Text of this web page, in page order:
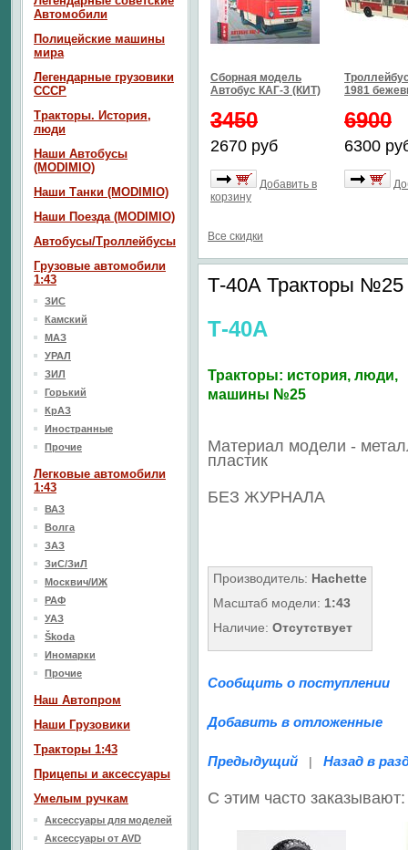
Сборная модель
Автобус КАГ-3 (КИТ)
3450
2670 руб
Добавить в
корзину
1981
6900
6300
Все скидки
Т-40А Тракторы №25
Т-40А
Тракторы: история, люди,
машины №25
Материал модели -
пластик
БЕЗ ЖУРНАЛА
Производитель: Hachette
Масштаб модели: 1:43
Наличие: Отсутствует
Сообщить о поступлении
Добавить в отложенные
Предыдущий | Назад в
С этим часто заказывают:
Автомобили
Полицейские машины
мира
Легендарные грузовики
СССР
Тракторы. История,
люди
Наши Автобусы
(MODIMIO)
Наши Танки (MODIMIO)
Наши Поезда (MODIMIO)
Автобусы/Троллейбусы
Грузовые автомобили
1:43
ЗИС
Камский
МАЗ
УРАЛ
ЗИЛ
Горький
КрАЗ
Иностранные
Прочие
Легковые автомобили
1:43
ВАЗ
Волга
ЗАЗ
ЗиС/ЗиЛ
Москвич/ИЖ
РАФ
УАЗ
Škoda
Иномарки
Прочие
Наш Aвтопром
Наши Грузовики
Тракторы 1:43
Прицепы и аксессуары
Умелым ручкам
Аксессуары для моделей
Аксессуары от AVD